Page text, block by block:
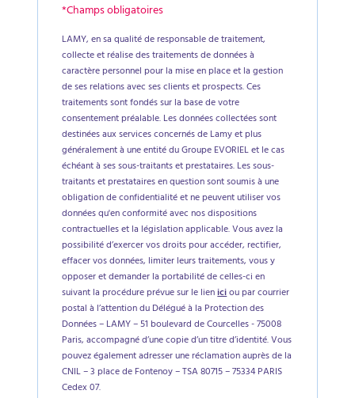
*Champs obligatoires
LAMY, en sa qualité de responsable de traitement,
collecte et réalise des traitements de données à
caractère personnel pour la mise en place et la gestion
de ses relations avec ses clients et prospects. Ces
traitements sont fondés sur la base de votre
consentement préalable. Les données collectées sont
destinées aux services concernés de Lamy et plus
généralement à une entité du Groupe EVORIEL et le cas
échéant à ses sous-traitants et prestataires. Les sous-
traitants et prestataires en question sont soumis à une
obligation de confidentialité et ne peuvent utiliser vos
données qu'en conformité avec nos dispositions
contractuelles et la législation applicable. Vous avez la
possibilité d’exercer vos droits pour accéder, rectifier,
effacer vos données, limiter leurs traitements, vous y
opposer et demander la portabilité de celles-ci en
suivant la procédure prévue sur le lieniciou par courrier
postal à l’attention du Délégué à la Protection des
Données – LAMY – 51 boulevard de Courcelles - 75008
Paris, accompagné d’une copie d’un titre d’identité. Vous
pouvez également adresser une réclamation auprès de la
CNIL – 3 place de Fontenoy – TSA 80715 – 75334 PARIS
Cedex 07.